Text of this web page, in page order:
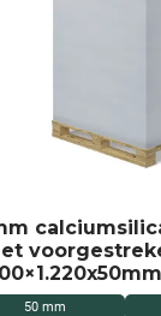
50 mm